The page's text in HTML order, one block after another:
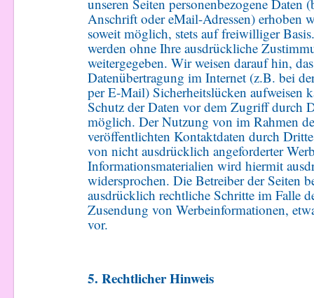
unseren Seiten personenbezogene Daten
Anschrift oder eMail-Adressen) erhoben
soweit möglich, stets auf freiwilliger
werden ohne Ihre ausdrückliche
weitergegeben. Wir weisen darauf hin,
Datenübertragung im Internet (z.B. bei
per E-Mail) Sicherheitslücken aufweisen
Schutz der Daten vor dem Zugriff durch
möglich. Der Nutzung von im Rahmen
veröffentlichten Kontaktdaten durch
von nicht ausdrücklich angeforderter
Informationsmaterialien wird hiermit
widersprochen. Die Betreiber der Seiten
ausdrücklich rechtliche Schritte im Falle
Zusendung von Werbeinformationen,
vor.
5. Rechtlicher Hinweis